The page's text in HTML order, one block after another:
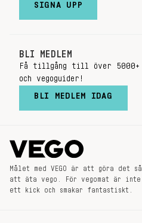
SIGNA UPP
BLI MEDLEM
Få tillgång till över
och vegoguider!
BLI MEDLEM IDAG
Målet med VEGO är att göra
att äta vego. För vegomat är
ett kick och smakar fantastiskt.